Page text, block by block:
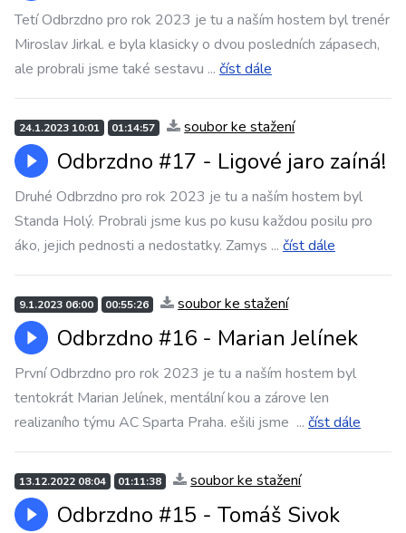
Tetí Odbrzdno pro rok 2023 je tu a naším hostem byl trenér
Miroslav Jirkal. e byla klasicky o dvou posledních zápasech,
ale probrali jsme také sestavu ... číst dále
24.1.2023 10:01 01:14:57 soubor ke stažení
Odbrzdno #17 - Ligové jaro zaíná!
Druhé Odbrzdno pro rok 2023 je tu a naším hostem byl
Standa Holý. Probrali jsme kus po kusu každou posilu pro
áko, jejich pednosti a nedostatky. Zamys ... číst dále
9.1.2023 06:00 00:55:26 soubor ke stažení
Odbrzdno #16 - Marian Jelínek
První Odbrzdno pro rok 2023 je tu a naším hostem byl
tentokrát Marian Jelínek, mentální kou a zárove len
realizaního týmu AC Sparta Praha. ešili jsme ... číst dále
13.12.2022 08:04 01:11:38 soubor ke stažení
Odbrzdno #15 - Tomáš Sivok